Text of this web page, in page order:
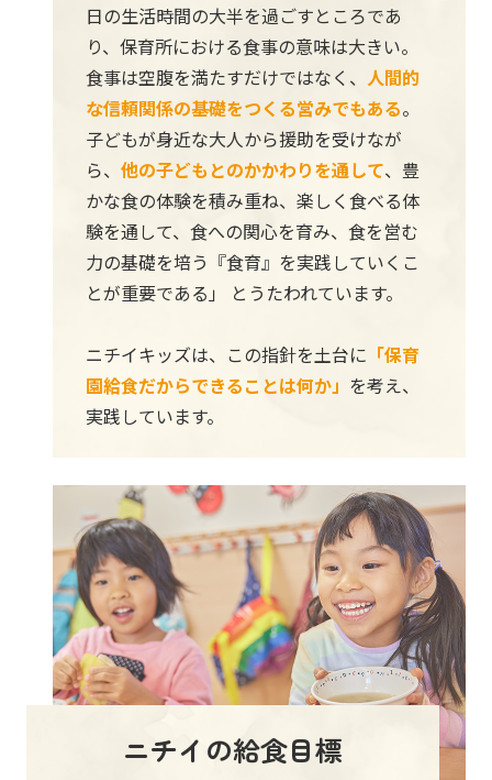
日の生活時間の大半を過ごすところであ
り、保育所における食事の意味は大きい。
食事は空腹を満たすだけではなく、 人間的
な信頼関係の基礎をつくる営みでもある。
子どもが身近な大人から援助を受けなが
ら、 他の子どもとのかかわりを通して、豊
かな食の体験を積み重ね、楽しく食べる体
験を通して、食への関心を育み、食を営む
力の基礎を培う『食育』を実践していくこ
とが重要である」 とうたわれています。
ニチイキッズは、この指針を土台に 「保育
園給食だからできることは何か」 を考え、
実践しています。
ニチイの給食目標